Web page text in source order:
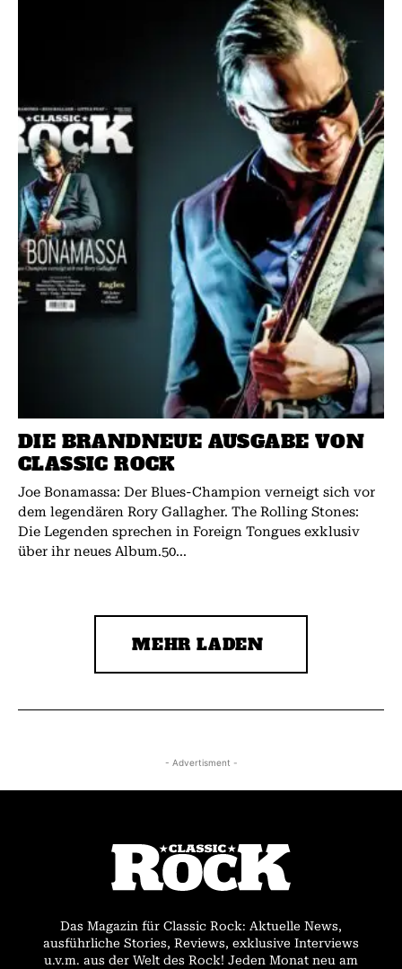
DIE BRANDNEUE AUSGABE VON
CLASSIC ROCK
Joe Bonamassa: Der Blues-Champion verneigt sich vor
dem legendären Rory Gallagher. The Rolling Stones:
Die Legenden sprechen in Foreign Tongues exklusiv
über ihr neues Album.50...
MEHR LADEN
- Advertisment -
Das Magazin für Classic Rock: Aktuelle News,
ausführliche Stories, Reviews, exklusive Interviews
u.v.m. aus der Welt des Rock! Jeden Monat neu am